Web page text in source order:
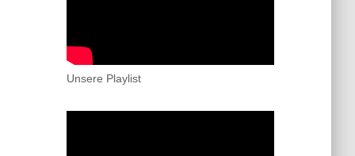
Unsere Playlist